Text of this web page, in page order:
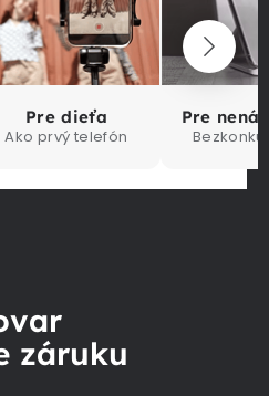
Pre dieťa
Ako prvý telefón
Pre
záruku